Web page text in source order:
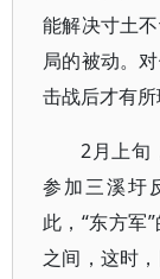
能解决寸土
局的被动。
击战后才有所
2月上旬
参加三溪圩
此，“东方军
之间，这时